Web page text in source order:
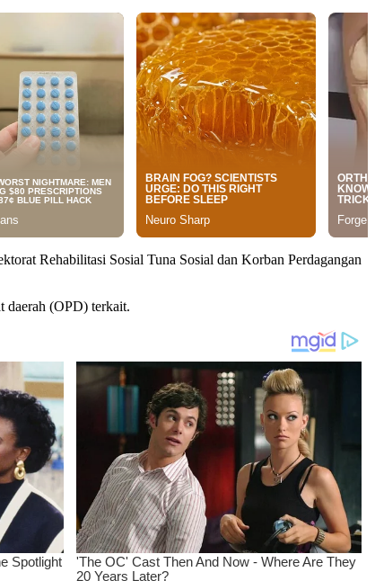
Rehabilitasi Sosial Tuna Sosial dan Korban Perdagangan
daerah (OPD) terkait.